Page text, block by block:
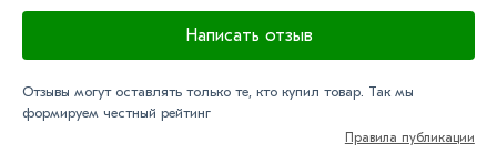
Написать отзыв
Отзывы могут оставлять только те, кто купил товар. Так мы
формируем честный рейтинг
Правила публикации